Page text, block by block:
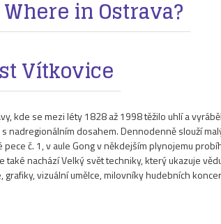
in Ostrava?
Vítkovice
kde se mezi léty 1828 až 1998 těžilo uhlí a
nadregionálním dosahem. Dennodenně slouží
č. 1, v aule Gong v někdejším plynojemu
také nachází Velký svět techniky, který ukazuje
vizuální umělce, milovníky hudebních